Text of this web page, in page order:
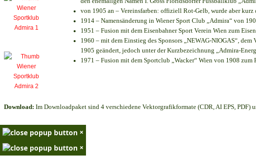
von 1905 an – Vereinsfarben: offiziell Rot-Gelb, wurde aber kurz
1914 – Namensänderung in Wiener Sport Club „Admira“ von
1951 – Fusion mit dem Eisenbahner Sport Verein Wien zum
1960 – mit dem Einstieg des Sponsors „NEWAG-NIOGAS“,
1905 geändert, jedoch unter der Kurzbezeichnung „Admira-
1971 – Fusion mit dem Sportclub „Wacker“ Wien von 1908 zum
Download: Im Downloadpaket sind 4 verschiedene Vektorgrafikformate (CDR, AI EPS, PDF)
×
×